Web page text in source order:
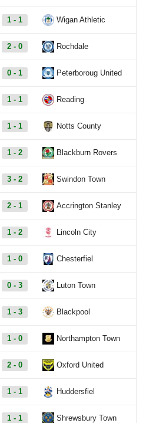
1 - 1 Wigan Athletic
2 - 0 Rochdale
0 - 1 Peterboroug United
1 - 1 Reading
1 - 1 Notts County
1 - 2 Blackburn Rovers
3 - 2 Swindon Town
2 - 1 Accrington Stanley
1 - 2 Lincoln City
1 - 0 Chesterfiel
0 - 3 Luton Town
1 - 3 Blackpool
1 - 0 Northampton Town
2 - 0 Oxford United
1 - 1 Huddersfiel
1 - 1 Shrewsbury Town